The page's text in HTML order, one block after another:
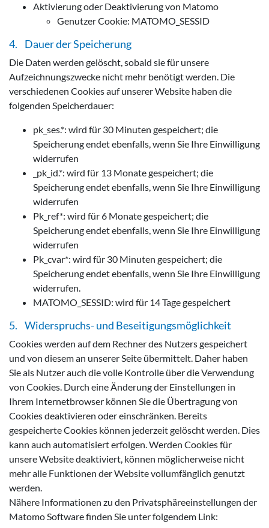
Aktivierung oder Deaktivierung von Matomo
Genutzer Cookie: MATOMO_SESSID
4. Dauer der Speicherung
Die Daten werden gelöscht, sobald sie für unsere
Aufzeichnungszwecke nicht mehr benötigt werden. Die
verschiedenen Cookies auf unserer Website haben die
folgenden Speicherdauer:
pk_ses.*: wird für 30 Minuten gespeichert; die
Speicherung endet ebenfalls, wenn Sie Ihre Einwilligung
widerrufen
_pk_id.*: wird für 13 Monate gespeichert; die
Speicherung endet ebenfalls, wenn Sie Ihre Einwilligung
widerrufen
Pk_ref*: wird für 6 Monate gespeichert; die
Speicherung endet ebenfalls, wenn Sie Ihre Einwilligung
widerrufen
Pk_cvar*: wird für 30 Minuten gespeichert; die
Speicherung endet ebenfalls, wenn Sie Ihre Einwilligung
widerrufen.
MATOMO_SESSID: wird für 14 Tage gespeichert
5. Widerspruchs- und Beseitigungsmöglichkeit
Cookies werden auf dem Rechner des Nutzers gespeichert
und von diesem an unserer Seite übermittelt. Daher haben
Sie als Nutzer auch die volle Kontrolle über die Verwendung
von Cookies. Durch eine Änderung der Einstellungen in
Ihrem Internetbrowser können Sie die Übertragung von
Cookies deaktivieren oder einschränken. Bereits
gespeicherte Cookies können jederzeit gelöscht werden. Dies
kann auch automatisiert erfolgen. Werden Cookies für
unsere Website deaktiviert, können möglicherweise nicht
mehr alle Funktionen der Website vollumfänglich genutzt
werden.
Nähere Informationen zu den Privatsphäreeinstellungen der
Matomo Software finden Sie unter folgendem Link: